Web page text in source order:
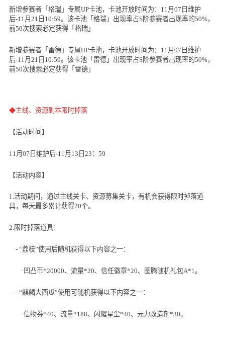
新增参赛者「格瑞」专属UP卡池，卡池开放时间为： 11月 07 日维护
后-11月 21 日 10:59。该卡池「格瑞」出现率占S阶参赛者出现率的50%，
前50次搜索必定获得「格瑞」
新增参赛者「雷德」专属UP卡池，卡池开放时间为： 11月 07 日维护
后-11月 21 日 10:59。该卡池「雷德」出现率占S阶参赛者出现率的50%，
前50次搜索必定获得「雷德」
◆主线、资源副本限时掉落
【活动时间】
11月 07 日维护后-11 月 13 日 23 ： 59
【活动内容】
1.活动期间，通过主线关卡、资源募集关卡，有机会获得限时掉落道
具，每天最多累计获得20个。
2.限时掉落道具：
- “荔枝”使用后随机获得以下内容之一：
·凹凸币*20000、流量*20、信任徽章*20、图腾随机礼包A*1。
- “麒麟大西瓜”使用可随机获得以下内容之一：
·信物券*40、流量*188、闪耀星尘*40、元力改造剂*30。